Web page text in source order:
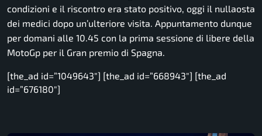
condizioni e il riscontro era stato positivo, oggi il nullaosta
dei medici dopo un’ulteriore visita. Appuntamento dunque
per domani alle 10.45 con la prima sessione di libere della
MotoGp per il Gran premio di Spagna.
[the_ad id=”1049643″] [the_ad id=”668943″] [the_ad
id=”676180″]